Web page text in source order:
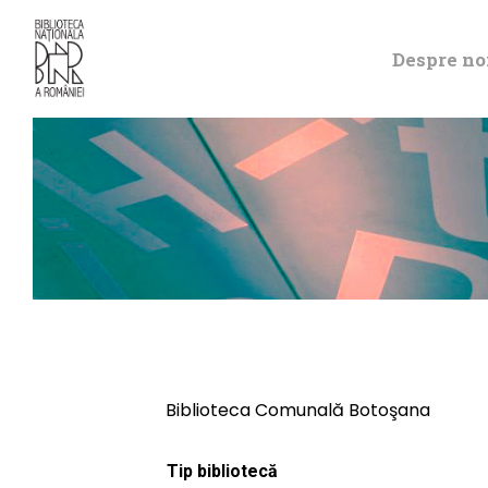
Despre
Biblioteca Comunală Botoşana
Tip bibliotecă